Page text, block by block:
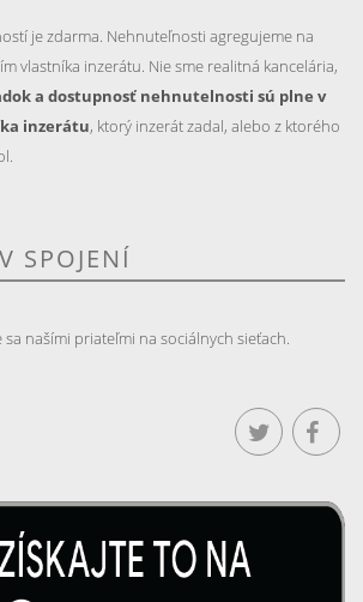
je zdarma. Nehnuteľnosti agregujeme na
vlastníka inzerátu. Nie sme realitná kancelária,
a dostupnosť nehnutelnosti sú plne v
inzerátu, ktorý inzerát zadal, alebo z ktorého
SPOJENÍ
našími priateľmi na sociálnych sieťach.